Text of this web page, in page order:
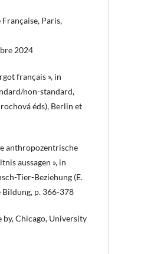
Française, Paris,
2024
français », in
non-standard,
éds), Berlin et
anthropozentrische
aussagen », in
Tier-Beziehung (E.
Bildung, p. 366-378
by, Chicago, University